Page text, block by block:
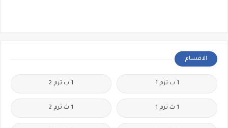
الاقسام
1 ب ترم 1 1 ب ترم 2
1 ث ترم 1 1 ث ترم 2